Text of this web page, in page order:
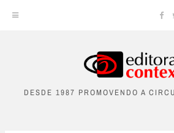
contentDESDE 1987 PROMOVENDO A